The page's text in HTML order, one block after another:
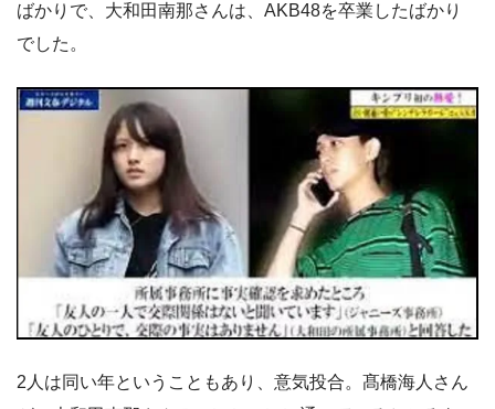
ばかりで、大和田南那さんは、AKB48を卒業したばかり
でした。
2人は同い年ということもあり、意気投合。髙橋海人さん